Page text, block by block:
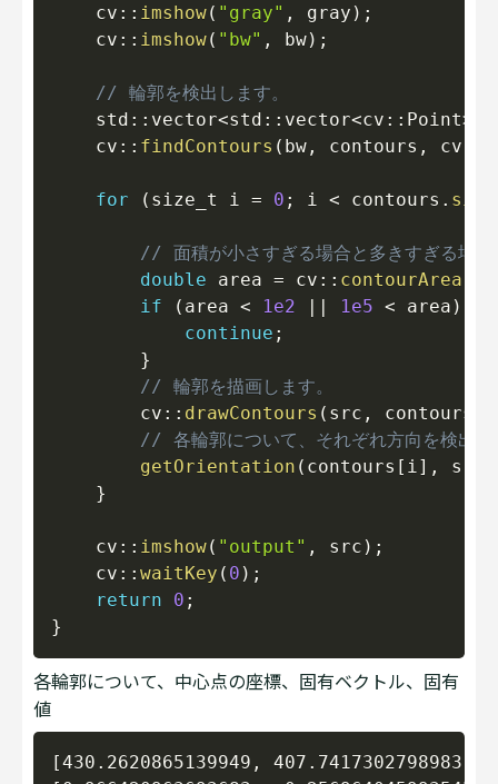
    cv
:: imshow( "gray" , gray ) ;
    cv
:: imshow( "bw" , bw) ;
// 輪郭を検出します。
    std
:: vector<std :: vector<cv :: Point>
    cv
:: findContours ( bw , contours , cv
for ( size_t i = 0 ; i < contours . size
// 面積が小さすぎる場合と多きすぎる場合
double area = cv :: contourArea
if
( area < 1e2 1e5 < area )
continue ;
}
// 輪郭を描画します。
        cv
:: drawContours ( src , contours
// 各輪郭について、それぞれ方向を検出し
getOrientation ( contours [ i] , src
}
    cv
:: imshow( "output" , src ) ;
    cv
:: waitKey ( 0 ) ;
return
0 ;
}
各輪郭について、中心点の座標、固有ベクトル、固有
値
[430.2620865139949, 407.7417302798983]